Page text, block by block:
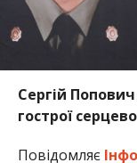
Сергій
гострої
Повідомляє